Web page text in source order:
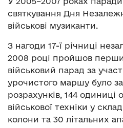
святкування Дня
військові музиканти.
З нагоди 17-ї річниці
2008 році пройшов
військовий парад за
урочистого маршу було
розрахунків, 144 одиниці
військової техніки у
колони та 30 літальних